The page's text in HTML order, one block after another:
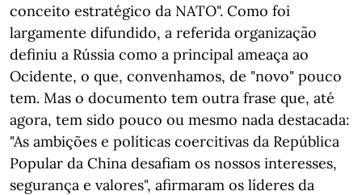
conceito estratégico da NATO". Como foi
largamente difundido, a referida organização
definiu a Rússia como a principal ameaça ao
Ocidente, o que, convenhamos, de "novo" pouco
tem. Mas o documento tem outra frase que, até
agora, tem sido pouco ou mesmo nada destacada:
"As ambições e políticas coercitivas da República
Popular da China desafiam os nossos interesses,
segurança e valores", afirmaram os líderes da